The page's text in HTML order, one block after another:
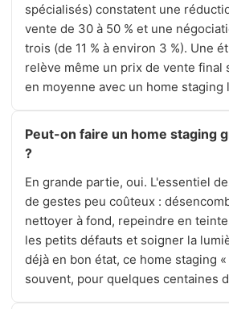
spécialisés) constatent une
vente de 30 à 50 % et une
trois (de 11 % à environ 3 %). Une
relève même un prix de vente final
en moyenne avec un home staging
Peut-on faire un home staging
?
En grande partie, oui. L'essentiel
de gestes peu coûteux :
nettoyer à fond, repeindre en
les petits défauts et soigner la
déjà en bon état, ce home staging
souvent, pour quelques centaines